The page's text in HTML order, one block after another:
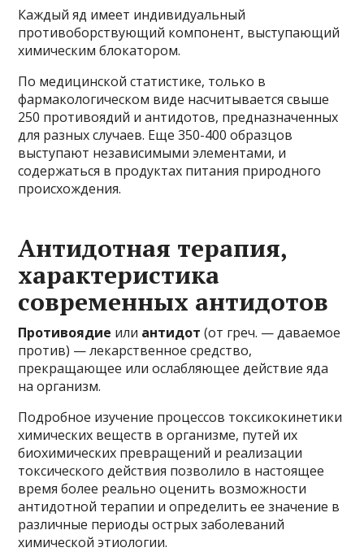
Каждый яд имеет индивидуальный
противоборствующий компонент, выступающий
химическим блокатором.
По медицинской статистике, только в
фармакологическом виде насчитывается свыше
250 противоядий и антидотов, предназначенных
для разных случаев. Еще 350-400 образцов
выступают независимыми элементами, и
содержаться в продуктах питания природного
происхождения.
Антидотная терапия,
характеристика
современных антидотов
Противоядие или антидот (от греч. — даваемое
против) — лекарственное средство,
прекращающее или ослабляющее действие яда
на организм.
Подробное изучение процессов токсикокинетики
химических веществ в организме, путей их
биохимических превращений и реализации
токсического действия позволило в настоящее
время более реально оценить возможности
антидотной терапии и определить ее значение в
различные периоды острых заболеваний
химической этиологии.